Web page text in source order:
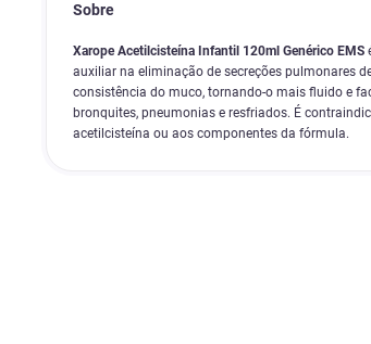
Sobre
Xarope Acetilcisteína Infantil 120ml Genérico EMS
auxiliar na eliminação de secreções pulmonares
consistência do muco, tornando-o mais fluido e
bronquites, pneumonias e resfriados. É
acetilcisteína ou aos componentes da fórmula.